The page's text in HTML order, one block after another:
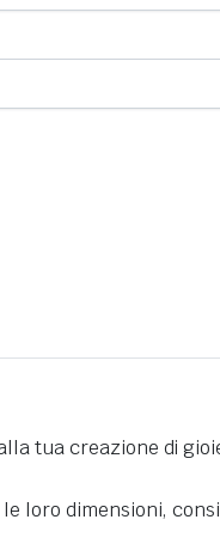
tua creazione di
loro dimensioni,